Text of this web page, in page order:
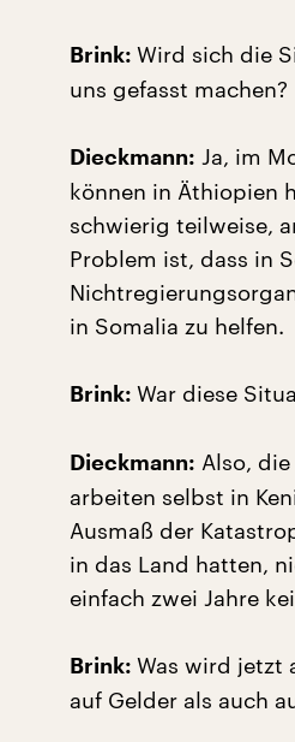
Brink: Wird sich die
uns gefasst machen?
Dieckmann: Ja, im
können in Äthiopien
schwierig teilweise,
Problem ist, dass in
in Somalia zu helfen.
Brink: War diese
Dieckmann: Also,
arbeiten selbst in
Ausmaß der
in das Land hatten,
einfach zwei Jahre
Brink: Was wird jetzt
auf Gelder als auch